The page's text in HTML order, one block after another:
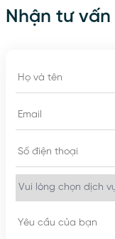
Nhận tư vấn